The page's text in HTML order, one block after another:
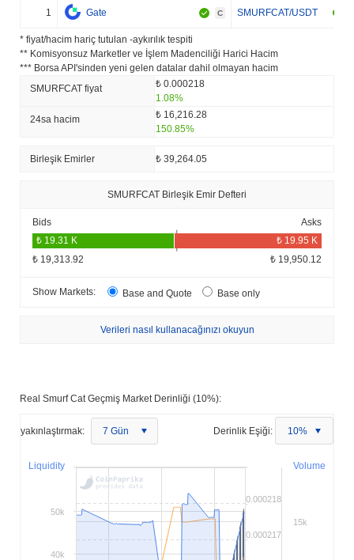
1 Gate C SMURFCAT/USDT
* fiyat/hacim hariç tutulan -aykırılık tespiti
** Komisyonsuz Marketler ve İşlem Madenciliği Harici Hacim
*** Borsa API'sinden yeni gelen datalar dahil olmayan hacim
SMURFCAT fiyat
₺ 0.000218
1.08%
24sa hacim
₺ 16,216.28
150.85%
Birleşik Emirler ₺ 39,264.05
SMURFCAT Birleşik Emir Defteri
Bids Asks
₺ 19,313.92 ₺ 19,950.12
Show Markets: Base and Quote Base only
Verileri nasıl kullanacağınızı okuyun
Real Smurf Cat Geçmiş Market Derinliği (10%):
yakınlaştırmak: 7 Gün Derinlik Eşiği: 10%
Volume
Liquidity
0.000217
0.000218
15k
40k
50k